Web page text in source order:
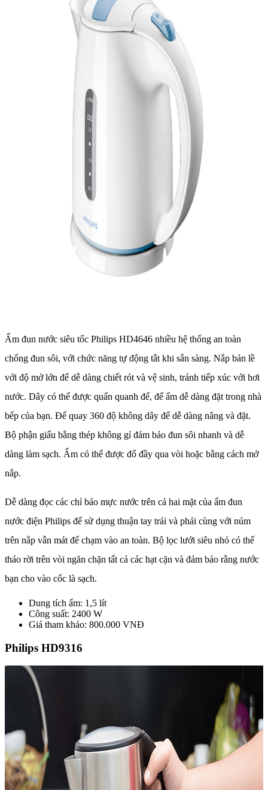
Ấm đun nước siêu tốc Philips HD4646 nhiều hệ thống an toàn
chống đun sôi, với chức năng tự động tắt khi sẵn sàng. Nắp bản lề
với độ mở lớn để dễ dàng chiết rót và vệ sinh, tránh tiếp xúc với hơi
nước. Dây có thể được quấn quanh đế, để ấm dễ dàng đặt trong nhà
bếp của bạn. Đế quay 360 ​độ không dây để dễ dàng nâng và đặt.
Bộ phận giấu bằng thép không gỉ đảm bảo đun sôi nhanh và dễ
dàng làm sạch. Ấm có thể được đổ đầy qua vòi hoặc bằng cách mở
nắp.
Dễ dàng đọc các chỉ báo mực nước trên cả hai mặt của ấm đun
nước điện Philips để sử dụng thuận tay trái và phải cùng với núm
trên nắp vẫn mát để chạm vào an toàn. Bộ lọc lưới siêu nhỏ có thể
tháo rời trên vòi ngăn chặn tất cả các hạt cặn và đảm bảo rằng nước
bạn cho vào cốc là sạch.
Dung tích ấm: 1,5 lít
Công suất: 2400 W
Giá tham khảo: 800.000 VNĐ
Philips HD9316